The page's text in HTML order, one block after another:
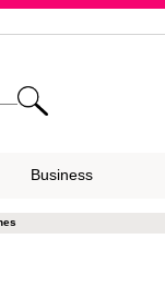
Business